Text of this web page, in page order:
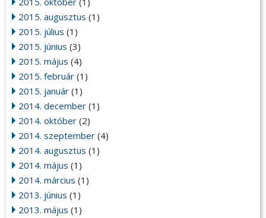
2015. augusztus (1)
2015. július (1)
2015. június (3)
2015. május (4)
2015. február (1)
2015. január (1)
2014. december (1)
2014. október (2)
2014. szeptember (4)
2014. augusztus (1)
2014. május (1)
2014. március (1)
2013. június (1)
2013. május (1)